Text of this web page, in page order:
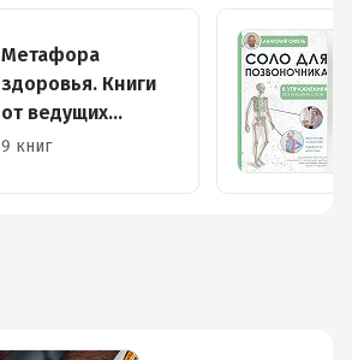
Метафора
здоровья. Книги
от ведущих
экспертов в
9 книг